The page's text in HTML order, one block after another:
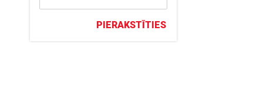
PIERAKSTĪTIES